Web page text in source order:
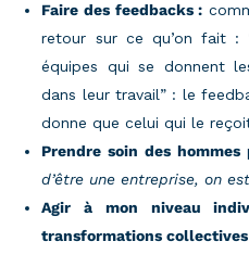
Faire des feedbacks :
retour sur ce qu’on fait :
équipes qui se donnent
dans leur travail” : le
donne que celui qui le
Prendre soin des
d’être une entreprise, on
Agir à mon niveau
transformations